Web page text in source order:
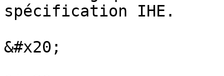
spécification IHE.
&#x20;